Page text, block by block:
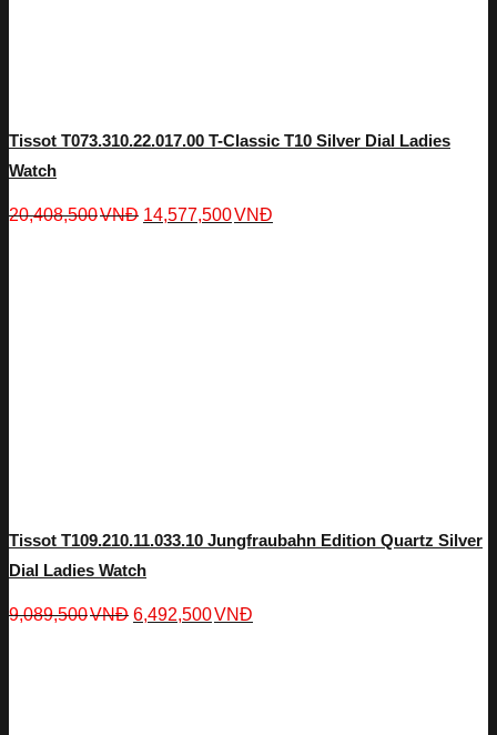
Tissot T073.310.22.017.00 T-Classic T10 Silver Dial Ladies
Watch
20,408,500VNĐ 14,577,500VNĐ
Tissot T109.210.11.033.10 Jungfraubahn Edition Quartz Silver
Dial Ladies Watch
9,089,500VNĐ 6,492,500VNĐ